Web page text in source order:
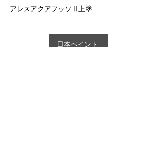
アレスアクアフッソⅡ上塗
日本ペイント